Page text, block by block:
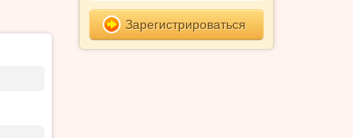
Зарегистрироваться